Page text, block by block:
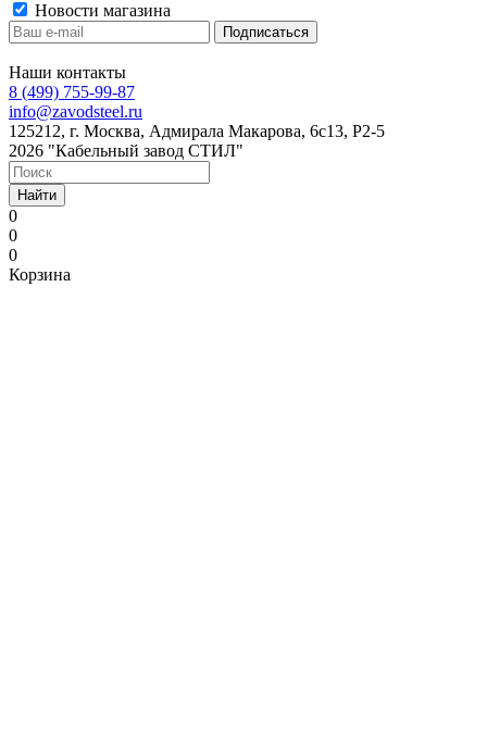
Новости магазина
Наши контакты
8 (499) 755-99-87
info@zavodsteel.ru
125212, г. Москва, Адмирала Макарова, 6с13, Р2-5
2026 "Кабельный завод СТИЛ"
Найти
0
0
0
Корзина